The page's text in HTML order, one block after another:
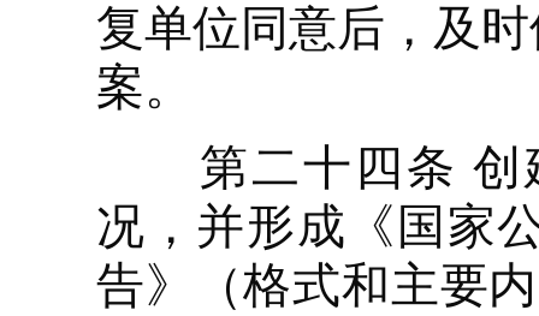
复单位同意后，及
案。
第二十四条 创
况，并形成《国家
告》（格式和主要